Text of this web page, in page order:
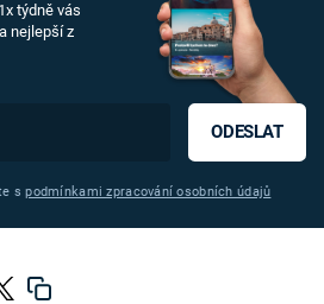
týdně vás
nejlepší z
ODESLAT
spodmínkami zpracování osobních údajů